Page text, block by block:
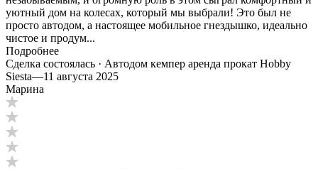
уютный дом на колесах, который мы выбрали! Это был не
просто автодом, а настоящее мобильное гнездышко, идеально
чистое и продум...
Подробнее
Сделка состоялась · Автодом кемпер аренда прокат Hobby
Siesta—11 августа 2025
Марина